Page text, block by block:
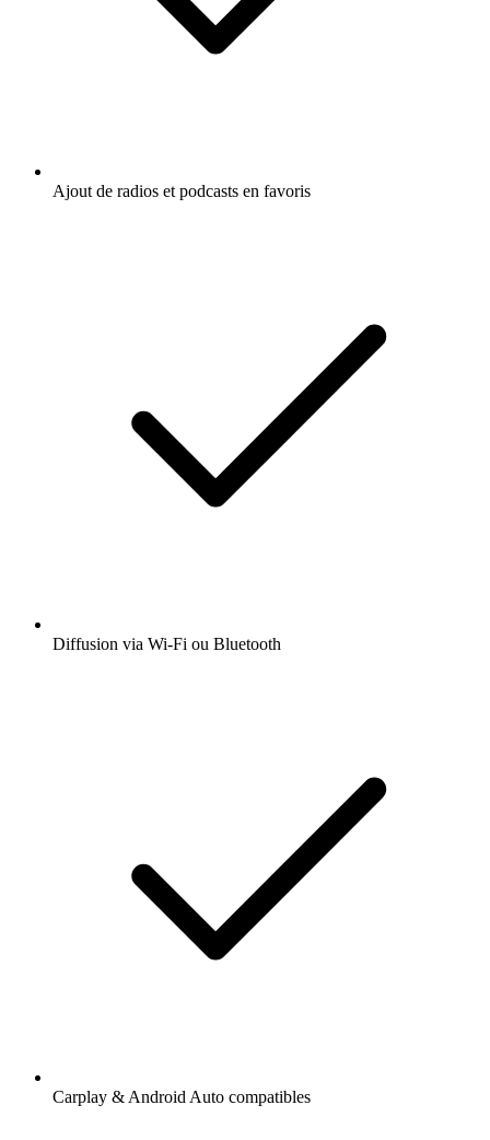
Ajout de radios et podcasts en favoris
Diffusion via Wi-Fi ou Bluetooth
Carplay & Android Auto compatibles